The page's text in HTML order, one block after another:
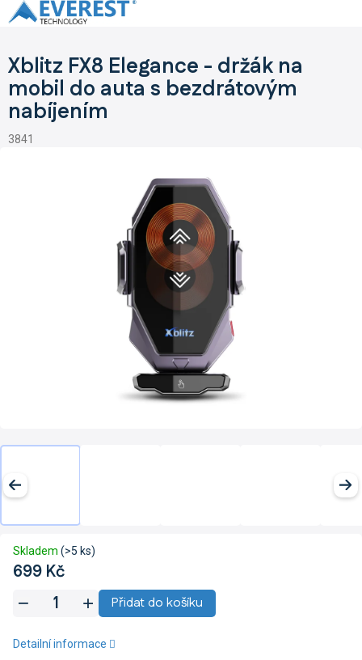
Přejít
na
Xblitz FX8 Elegance - držák na
mobil do auta s bezdrátovým
nabíjením
3841
699 Kč
Skladem (>5 ks)
Přidat do košíku
Detailní informace